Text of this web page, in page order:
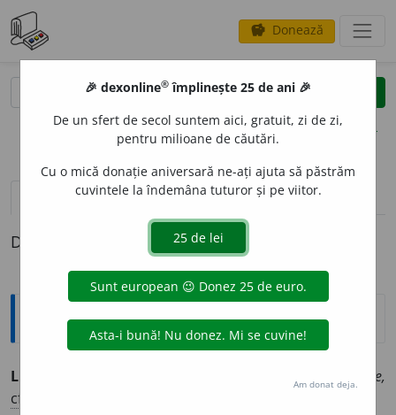
savings Donează
clear
opțiuni
definiții (1) pronunțievolume_up (15)
Definiția cu ID-ul 420462:
Explicative DEX
LIC
licite,
cf.
🎉 dexonline® împlinește 25 de ani 🎉
De un sfert de secol suntem aici, gratuit, zi de zi,
pentru milioane de căutări.
Cu o mică donație aniversară ne-ați ajuta să păstrăm
cuvintele la îndemâna tuturor și pe viitor.
Am donat deja.